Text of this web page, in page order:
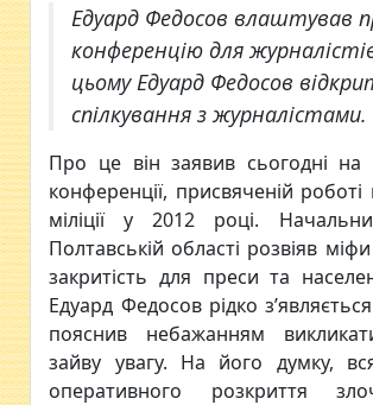
Едуард Федосов влаштував
конференцію для
цьому Едуард Федосов
спілкування з журналістами.
Про це він заявив сьогодні на
конференції, присвяченій роботі
міліції у 2012 році.
Полтавській області розвіяв
закритість для преси та
Едуард Федосов рідко
пояснив небажанням
зайву увагу. На його думку,
оперативного розкриття